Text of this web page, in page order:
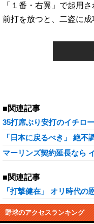
「１番・右翼」で起用
前打を放つと、二盗に
■関連記事
35打席ぶり安打のイチロ
「日本に戻るべき」 絶
マーリンズ契約延長なら
■関連記事
「打撃健在」 オリ時代の
野球のアクセスランキング